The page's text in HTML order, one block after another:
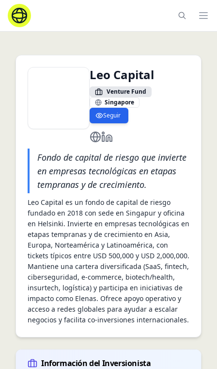
Leo Capital
Venture Fund
Singapore
Seguir
https://leo.capital/
https://www.linkedin.com/
Fondo de capital de riesgo que invierte
en empresas tecnológicas en etapas
tempranas y de crecimiento.
Leo Capital es un fondo de capital de riesgo
fundado en 2018 con sede en Singapur y oficina
en Helsinki. Invierte en empresas tecnológicas en
etapas tempranas y de crecimiento en Asia,
Europa, Norteamérica y Latinoamérica, con
tickets típicos entre USD 500,000 y USD 2,000,000.
Mantiene una cartera diversificada (SaaS, fintech,
ciberseguridad, e‑commerce, biotech/health,
insurtech, logística) y participa en iniciativas de
impacto como Elenas. Ofrece apoyo operativo y
acceso a redes globales para ayudar a escalar
negocios y facilita co-inversiones internacionales.
Información del Inversionista